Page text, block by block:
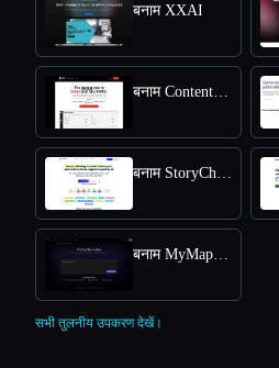
बनाम XXAI
बनाम Content Raptor
बनाम StoryChief
बनाम MyMap.AI YouTube Summarizer
सभी तुलनीय उपकरण देखें।